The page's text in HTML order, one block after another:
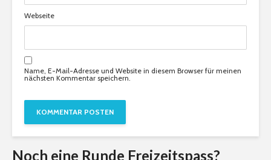
Webseite
Name, E-Mail-Adresse und Website in diesem Browser für meinen
nächsten Kommentar speichern.
Noch eine Runde Freizeitspass?